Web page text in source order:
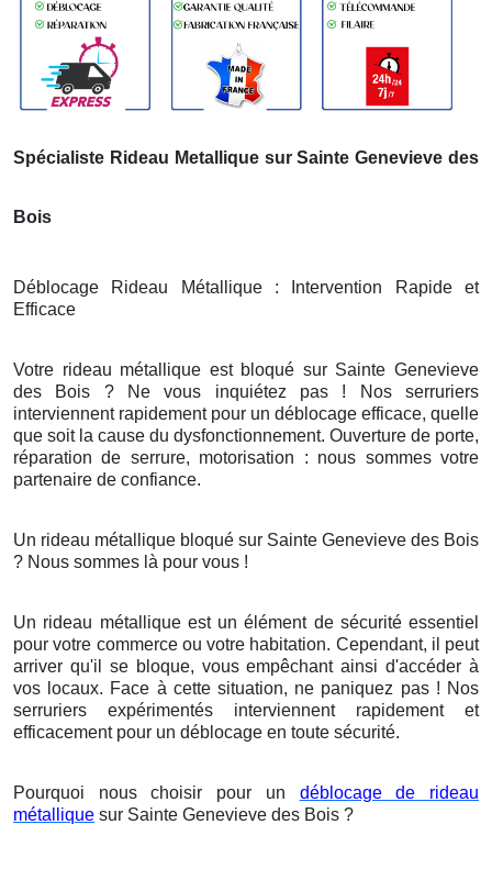
Spécialiste Rideau Metallique sur Sainte Genevieve des
Bois
Déblocage Rideau Métallique : Intervention Rapide et
Efficace
Votre rideau métallique est bloqué sur Sainte Genevieve
des Bois ? Ne vous inquiétez pas ! Nos serruriers
interviennent rapidement pour un déblocage efficace, quelle
que soit la cause du dysfonctionnement. Ouverture de porte,
réparation de serrure, motorisation : nous sommes votre
partenaire de confiance.
Un rideau métallique bloqué sur Sainte Genevieve des Bois
? Nous sommes là pour vous !
Un rideau métallique est un élément de sécurité essentiel
pour votre commerce ou votre habitation. Cependant, il peut
arriver qu'il se bloque, vous empêchant ainsi d'accéder à
vos locaux. Face à cette situation, ne paniquez pas ! Nos
serruriers expérimentés interviennent rapidement et
efficacement pour un déblocage en toute sécurité.
Pourquoi nous choisir pour un déblocage de rideau
métallique sur Sainte Genevieve des Bois ?